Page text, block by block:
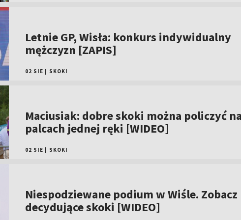
Letnie GP, Wisła: konkurs indywidualny
mężczyzn [ZAPIS]
02 SIE SKOKI
Maciusiak: dobre skoki można policzyć
palcach jednej ręki [WIDEO]
02 SIE SKOKI
Niespodziewane podium w Wiśle. Zobacz
decydujące skoki [WIDEO]